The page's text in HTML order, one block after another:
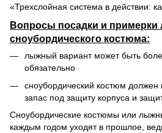
«Трехслойная система в действии:
Вопросы посадки и примерки
сноубордического костюма:
лыжный вариант может быть
обязательно
сноубордический костюм
запас под защиту корпуса и
Сноубордические костюмы или
каждым годом уходят в прошлое,